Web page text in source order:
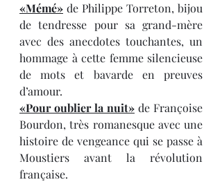
«Mémé» de Philippe Torreton, bijou
de tendresse pour sa grand-mère
avec des anecdotes touchantes, un
hommage à cette femme silencieuse
de mots et bavarde en preuves
d’amour.
«Pour oublier la nuit» de Françoise
Bourdon, très romanesque avec une
histoire de vengeance qui se passe à
Moustiers avant la révolution
française.